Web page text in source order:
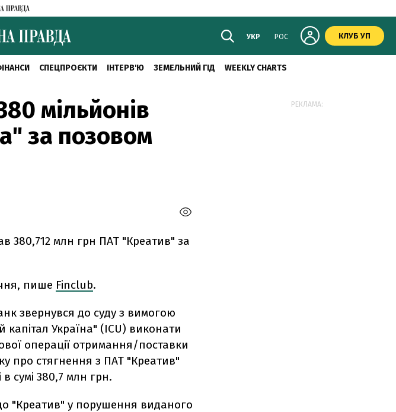
УКР РОС КЛУБ УП
СПЕЦПРОЄКТИ ІНТЕРВ'Ю ЗЕМЕЛЬНИЙ ГІД WEEKLY CHARTS
мільйонів
за позовом
380,712 млн грн ПАТ "Креатив" за
пише Finclub.
звернувся до суду з вимогою
Україна" (ICU) виконати
операції отримання/поставки
про стягнення з ПАТ "Креатив"
сумі 380,7 млн грн.
"Креатив" у порушення виданого
РЕКЛАМА: